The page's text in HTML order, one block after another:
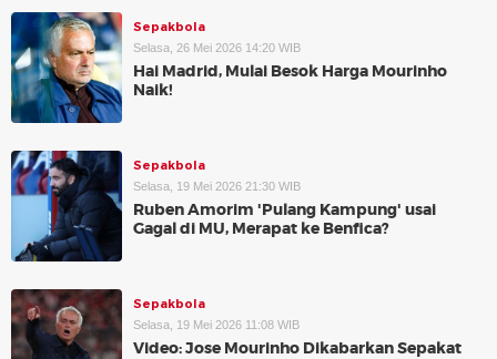
Sepakbola
Selasa, 26 Mei 2026 14:20 WIB
Hai Madrid, Mulai Besok Harga Mourinho
Naik!
Sepakbola
Selasa, 19 Mei 2026 21:30 WIB
Ruben Amorim 'Pulang Kampung' usai
Gagal di MU, Merapat ke Benfica?
Sepakbola
Selasa, 19 Mei 2026 11:08 WIB
Video: Jose Mourinho Dikabarkan Sepakat